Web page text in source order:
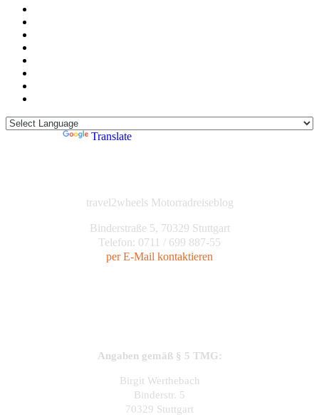
Translate
travel2wheels Motorradreiseblog
Binderstraße 5, 70329 Stuttgart
Telefon: 0711 / 699 887-55
per E-Mail kontaktieren
Angaben gemäß § 5 TMG:
Birgit Werthebach
Binderstr. 5
70329 Stuttgart